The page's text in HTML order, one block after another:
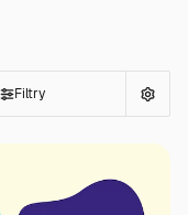
Filtry